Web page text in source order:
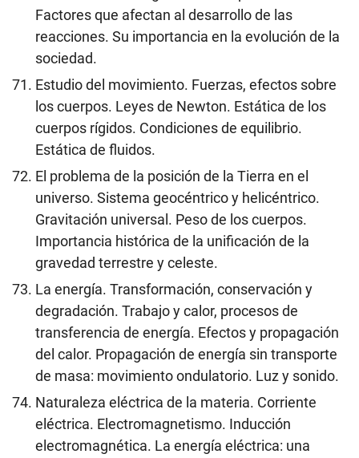
Factores que afectan al desarrollo de las
reacciones. Su importancia en la evolución de la
sociedad.
Estudio del movimiento. Fuerzas, efectos sobre
los cuerpos. Leyes de Newton. Estática de los
cuerpos rígidos. Condiciones de equilibrio.
Estática de fluidos.
El problema de la posición de la Tierra en el
universo. Sistema geocéntrico y helicéntrico.
Gravitación universal. Peso de los cuerpos.
Importancia histórica de la unificación de la
gravedad terrestre y celeste.
La energía. Transformación, conservación y
degradación. Trabajo y calor, procesos de
transferencia de energía. Efectos y propagación
del calor. Propagación de energía sin transporte
de masa: movimiento ondulatorio. Luz y sonido.
Naturaleza eléctrica de la materia. Corriente
eléctrica. Electromagnetismo. Inducción
electromagnética. La energía eléctrica: una